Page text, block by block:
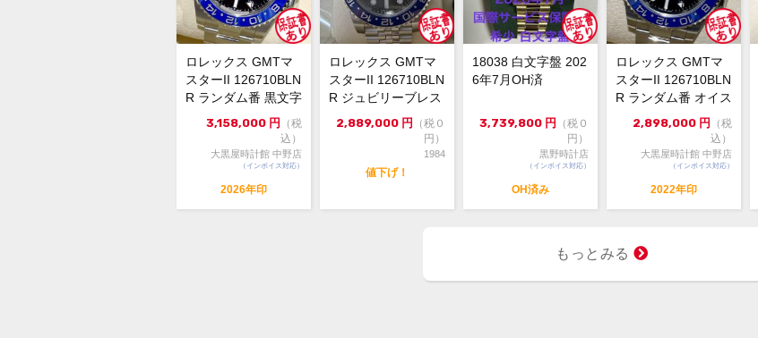
コメント
ロレックス GMTマ
スターII 126710BLN
R ランダム番 黒文字
盤 自動巻...
3,158,000 円
（税
込）
大黒屋時計館 中野店
（インボイス対応）
2026年印
ロレックス GMTマ
スターII 126710BLN
R ジュビリーブレス
2,889,000 円
（税０
円）
1984
値下げ！
18038 白文字盤 202
6年7月OH済
3,739,800 円
（税０
円）
黒野時計店
（インボイス対応）
OH済み
ロレックス GMTマ
スターII 126710BLN
R ランダム番 オイス
ターブレス...
2,898,000 円
（税
込）
大黒屋時計館 中野店
（インボイス対応）
2022年印
もっとみる